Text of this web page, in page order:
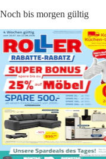
Noch bis morgen gültig